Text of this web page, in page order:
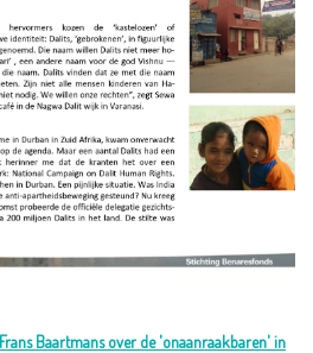
Baartmans over de 'onaanraakbaren' in